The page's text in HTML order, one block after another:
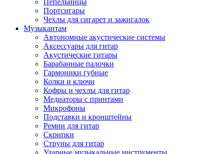
Пепельницы
Портсигары
Чехлы для сигарет и зажигалок
Музыкантам
Автономные акустические системы
Аксессуары для гитар
Акустические гитары
Барабанные палочки
Гармоники губные
Колки и ключи
Кофры и чехлы для гитар
Медиаторы с принтами
Микрофоны
Подставки и кронштейны
Ремни для гитар
Скрипки
Струны для гитар
Ударные музыкальные инструменты